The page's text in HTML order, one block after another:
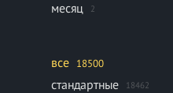
месяц 2
все 18500
стандартные 18462